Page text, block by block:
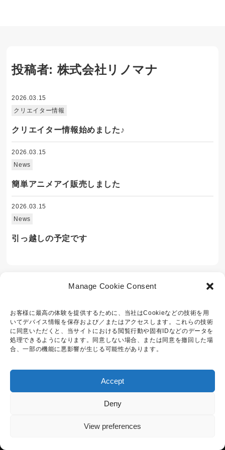
Manage Cookie Consent
お客様に最高の体験を提供するために、当社はCookieなどの技術を用
いてデバイス情報を保存および／またはアクセスします。これらの技術
に同意いただくと、当サイトにおける閲覧行動や固有IDなどのデータを
処理できるようになります。同意しない場合、または同意を撤回した場
合、一部の機能に悪影響が生じる可能性があります。
Accept
Deny
View preferences
投稿者:株式会社リノマナ
2026.03.15
クリエイター情報
クリエイター情報始めました♪
2026.03.15
News
簡単アニメアイ販売しました
2026.03.15
News
引っ越しの予定です